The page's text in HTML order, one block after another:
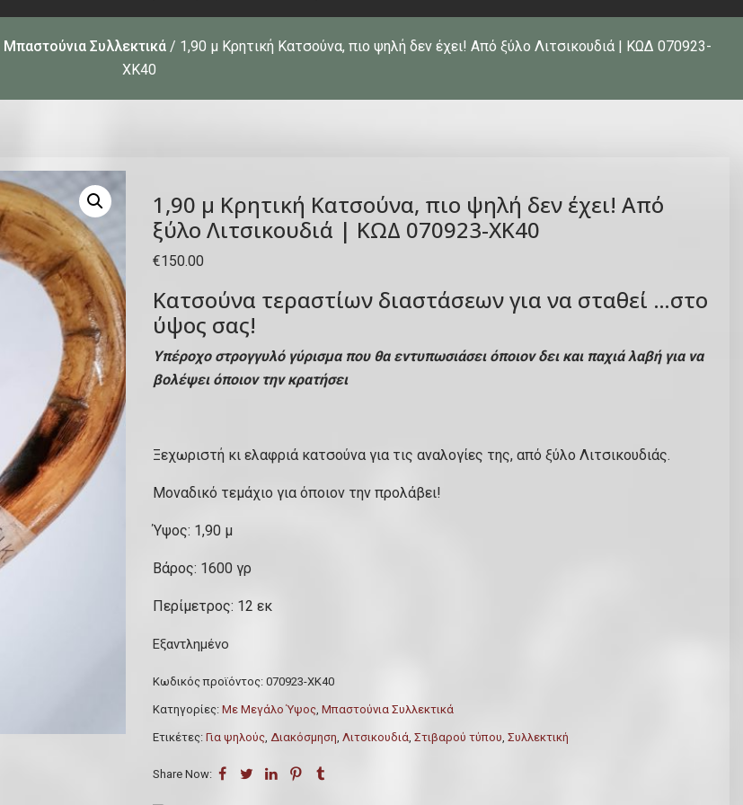
Μπαστούνια Συλλεκτικά/ 1,90 μ Κρητική Κατσούνα, πιο ψηλή δεν έχει! Από ξύλο Λιτσικουδιά | ΚΩΔ 070923-
ΧΚ40
1,90 μ Κρητική Κατσούνα, πιο ψηλή δεν έχει! Από
ξύλο Λιτσικουδιά | ΚΩΔ 070923-ΧΚ40
€150.00
Κατσούνα τεραστίων διαστάσεων για να σταθεί …στο
ύψος σας!
Υπέροχο στρογγυλό γύρισμα που θα εντυπωσιάσει όποιον δει και παχιά λαβή για να
βολέψει όποιον την κρατήσει
Ξεχωριστή κι ελαφριά κατσούνα για τις αναλογίες της, από ξύλο Λιτσικουδιάς.
Μοναδικό τεμάχιο για όποιον την προλάβει!
Ύψος: 1,90 μ
Βάρος: 1600 γρ
Περίμετρος: 12 εκ
Εξαντλημένο
Κωδικός προϊόντος: 070923-ΧΚ40
Κατηγορίες: Με Μεγάλο Ύψος, Μπαστούνια Συλλεκτικά
Ετικέτες: Για ψηλούς, Διακόσμηση, Λιτσικουδιά, Στιβαρού τύπου, Συλλεκτική
Share Now: